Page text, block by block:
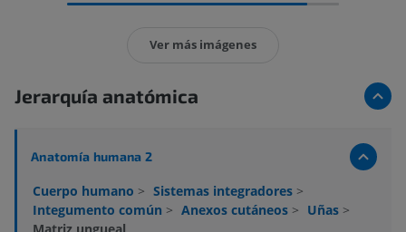
Ver más imágenes
Jerarquía anatómica
Anatomía humana 2
Cuerpo humano > Sistemas integradores >
Integumento común > Anexos cutáneos > Uñas >